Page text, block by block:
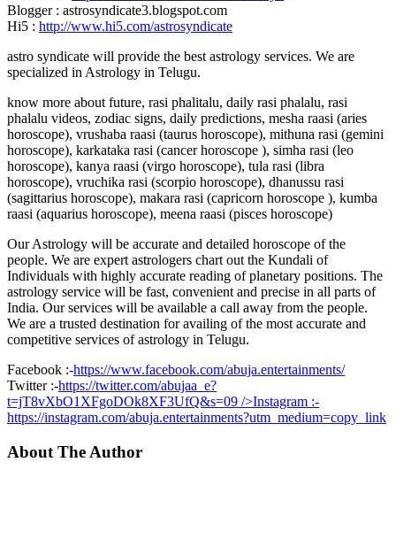
Blogger : astrosyndicate3.blogspot.com
Hi5 : http://www.hi5.com/astrosyndicate
astro syndicate will provide the best astrology services. We are
specialized in Astrology in Telugu.
know more about future, rasi phalitalu, daily rasi phalalu, rasi
phalalu videos, zodiac signs, daily predictions, mesha raasi (aries
horoscope), vrushaba raasi (taurus horoscope), mithuna rasi (gemini
horoscope), karkataka rasi (cancer horoscope ), simha rasi (leo
horoscope), kanya raasi (virgo horoscope), tula rasi (libra
horoscope), vruchika rasi (scorpio horoscope), dhanussu rasi
(sagittarius horoscope), makara rasi (capricorn horoscope ), kumba
raasi (aquarius horoscope), meena raasi (pisces horoscope)
Our Astrology will be accurate and detailed horoscope of the
people. We are expert astrologers chart out the Kundali of
Individuals with highly accurate reading of planetary positions. The
astrology service will be fast, convenient and precise in all parts of
India. Our services will be available a call away from the people.
We are a trusted destination for availing of the most accurate and
competitive services of astrology in Telugu.
Facebook :-https://www.facebook.com/abuja.entertainments/
Twitter :-https://twitter.com/abujaa_e?
t=jT8vXbO1XFgoDOk8XF3UfQ&s=09 />Instagram :-
https://instagram.com/abuja.entertainments?utm_medium=copy_link
About The Author